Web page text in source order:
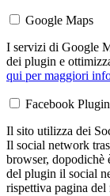
Google Maps
I servizi di Google
dei plugin e
qui per maggiori
Facebook Plugin
Il sito utilizza dei
Il social network
browser, dopodichè
del plugin il social
rispettiva pagina del